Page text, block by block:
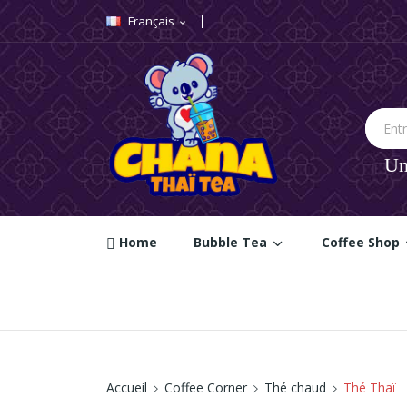
Français expand_more
Home Bubble Tea Coffee Shop
Accueil Coffee Corner Thé chaud Thé Thaï